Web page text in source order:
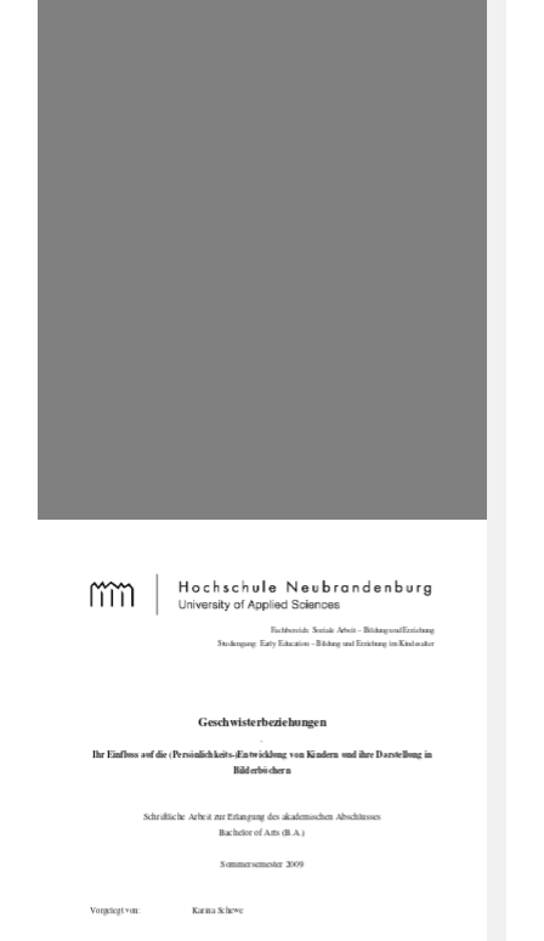
Fachbereich: Soziale Arbeit – Bildung und Erziehung
Studiengang: Early Education – Bildung und Erziehung im Kindesalter
Geschwisterbeziehungen
-
Ihr Einfluss auf die (Persönlichkeits-)Entwicklung von Kindern und ihre Darstellung in
Bilderbüchern
Schriftliche Arbeit zur Erlangung des akademischen Abschlusses
Bachelor of Arts (B.A.)
Sommersemester 2009
Vorgelegt von: Karina Schewe